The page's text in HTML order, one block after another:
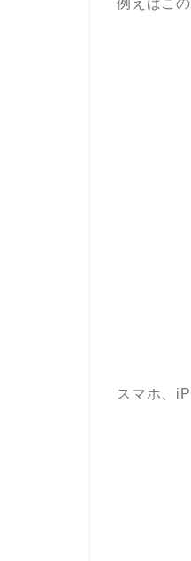
例えばこ
スマホ、